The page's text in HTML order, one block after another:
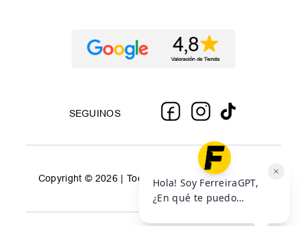
SEGUINOS
Copyright © 2026 | Todos los derechos reservados